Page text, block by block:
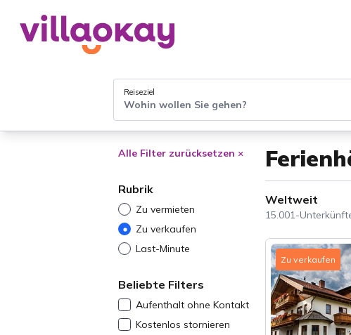
Reiseziel
Wohin wollen Sie gehen?
Alle Filter zurücksetzen ×
Rubrik
Zu vermieten
Zu verkaufen
Last-Minute
Beliebte Filters
Aufenthalt ohne Kontakt
Kostenlos stornieren
Weltweit
15.001-
Zu verkaufen